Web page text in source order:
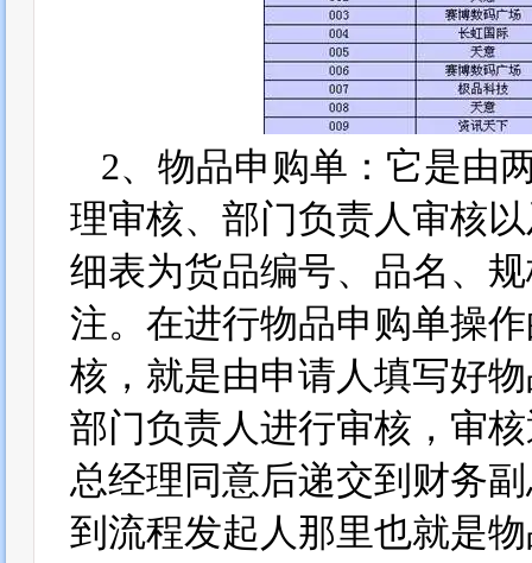
2、物品申购单：它是由
理审核、部门负责人审核
细表为货品编号、品名、
注。在进行物品申购单操
核，就是由申请人填写好
部门负责人进行审核，审
总经理同意后递交到财务
到流程发起人那里也就是